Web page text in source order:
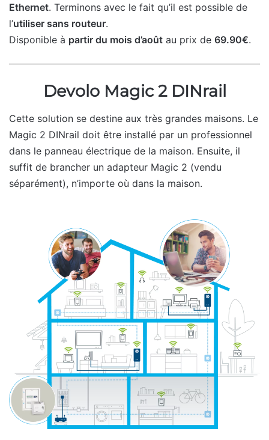
Ethernet. Terminons avec le fait qu’il est possible de
l’utiliser sans routeur.
Disponible à partir du mois d’août au prix de 69.90€.
Devolo Magic 2 DINrail
Cette solution se destine aux très grandes maisons. Le
Magic 2 DINrail doit être installé par un professionnel
dans le panneau électrique de la maison. Ensuite, il
suffit de brancher un adapteur Magic 2 (vendu
séparément), n’importe où dans la maison.